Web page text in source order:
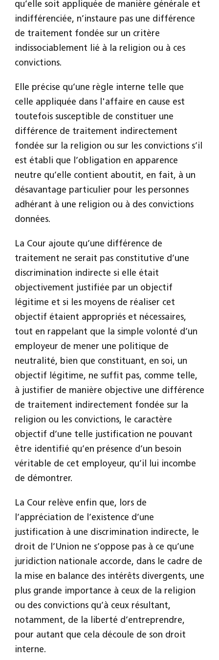
qu’elle soit appliquée de manière générale et
indifférenciée, n’instaure pas une différence
de traitement fondée sur un critère
indissociablement lié à la religion ou à ces
convictions.
Elle précise qu’une règle interne telle que
celle appliquée dans l'affaire en cause est
toutefois susceptible de constituer une
différence de traitement indirectement
fondée sur la religion ou sur les convictions s’il
est établi que l’obligation en apparence
neutre qu’elle contient aboutit, en fait, à un
désavantage particulier pour les personnes
adhérant à une religion ou à des convictions
données.
La Cour ajoute qu’une différence de
traitement ne serait pas constitutive d’une
discrimination indirecte si elle était
objectivement justifiée par un objectif
légitime et si les moyens de réaliser cet
objectif étaient appropriés et nécessaires,
tout en rappelant que la simple volonté d’un
employeur de mener une politique de
neutralité, bien que constituant, en soi, un
objectif légitime, ne suffit pas, comme telle,
à justifier de manière objective une différence
de traitement indirectement fondée sur la
religion ou les convictions, le caractère
objectif d’une telle justification ne pouvant
être identifié qu’en présence d’un besoin
véritable de cet employeur, qu’il lui incombe
de démontrer.
La Cour relève enfin que, lors de
l’appréciation de l’existence d’une
justification à une discrimination indirecte, le
droit de l’Union ne s’oppose pas à ce qu’une
juridiction nationale accorde, dans le cadre de
la mise en balance des intérêts divergents, une
plus grande importance à ceux de la religion
ou des convictions qu’à ceux résultant,
notamment, de la liberté d’entreprendre,
pour autant que cela découle de son droit
interne.